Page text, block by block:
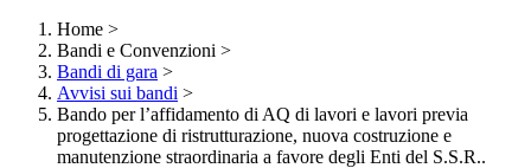
Home >
Bandi e Convenzioni >
Bandi di gara >
Avvisi sui bandi >
Bando per l’affidamento di AQ di lavori e lavori previa
progettazione di ristrutturazione, nuova costruzione e
manutenzione straordinaria a favore degli Enti del S.S.R..